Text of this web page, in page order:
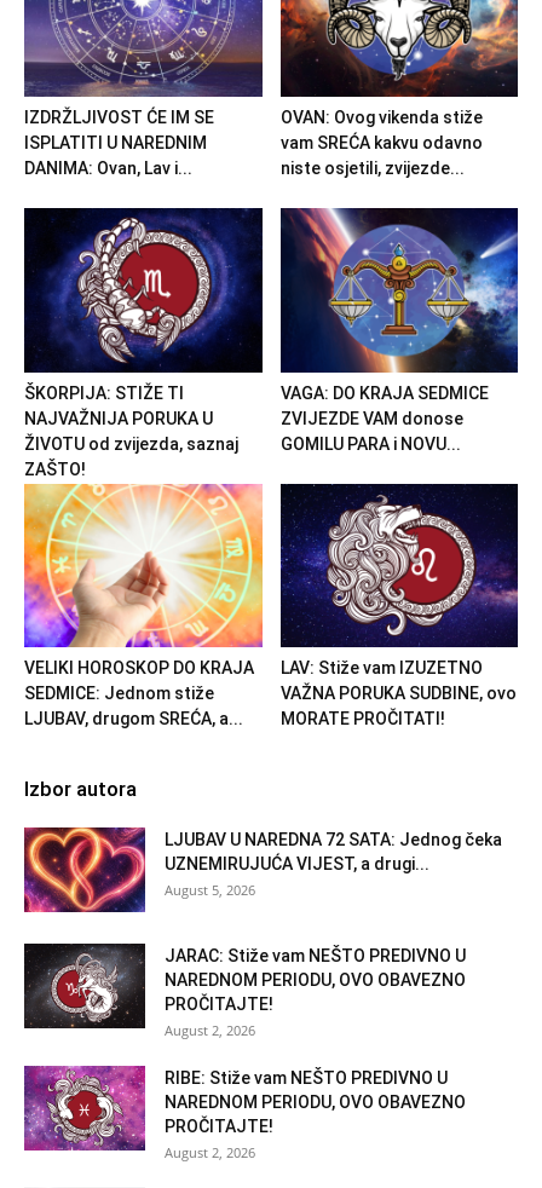
IZDRŽLJIVOST ĆE IM SE
ISPLATITI U NAREDNIM
DANIMA: Ovan, Lav i...
OVAN: Ovog vikenda stiže
vam SREĆA kakvu odavno
niste osjetili, zvijezde...
ŠKORPIJA: STIŽE TI
NAJVAŽNIJA PORUKA U
ŽIVOTU od zvijezda, saznaj
ZAŠTO!
VAGA: DO KRAJA SEDMICE
ZVIJEZDE VAM donose
GOMILU PARA i NOVU...
VELIKI HOROSKOP DO KRAJA
SEDMICE: Jednom stiže
LJUBAV, drugom SREĆA, a...
LAV: Stiže vam IZUZETNO
VAŽNA PORUKA SUDBINE, ovo
MORATE PROČITATI!
Izbor autora
LJUBAV U NAREDNA 72 SATA: Jednog čeka
UZNEMIRUJUĆA VIJEST, a drugi...
August 5, 2026
JARAC: Stiže vam NEŠTO PREDIVNO U
NAREDNOM PERIODU, OVO OBAVEZNO
PROČITAJTE!
August 2, 2026
RIBE: Stiže vam NEŠTO PREDIVNO U
NAREDNOM PERIODU, OVO OBAVEZNO
PROČITAJTE!
August 2, 2026